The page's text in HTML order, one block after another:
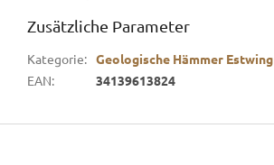
Zusätzliche Parameter
Kategorie: Geologische Hämmer Estwing
EAN: 34139613824
F